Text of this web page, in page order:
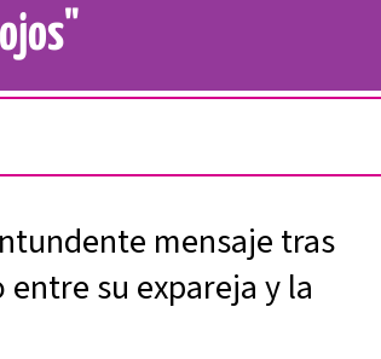
mensaje tras
su expareja y la